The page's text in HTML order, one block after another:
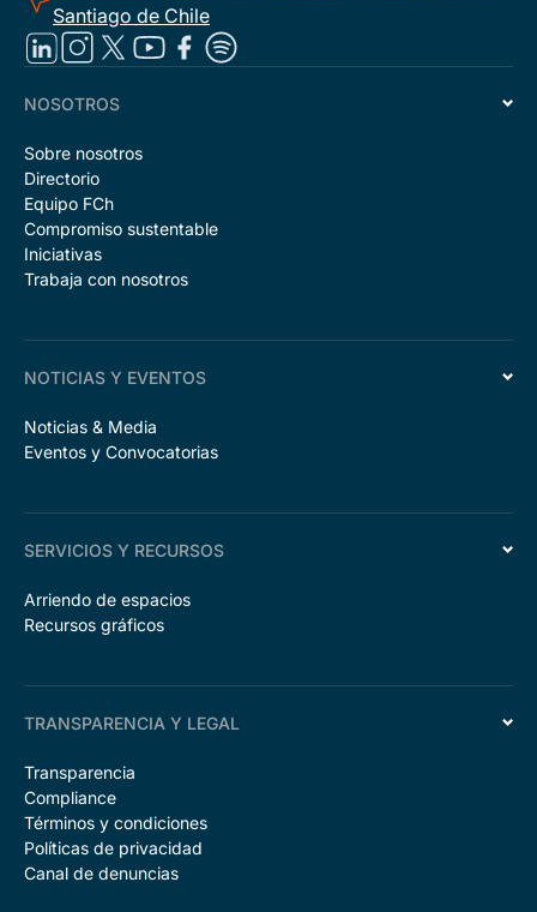
Santiago de Chile
NOSOTROS
Sobre nosotros
Directorio
Equipo FCh
Compromiso sustentable
Iniciativas
Trabaja con nosotros
NOTICIAS Y EVENTOS
Noticias & Media
Eventos y Convocatorias
SERVICIOS Y RECURSOS
Arriendo de espacios
Recursos gráficos
TRANSPARENCIA Y LEGAL
Transparencia
Compliance
Términos y condiciones
Políticas de privacidad
Canal de denuncias